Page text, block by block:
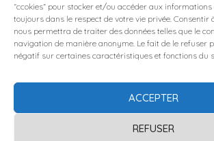
“ccokies” pour stocker et/ou accéder aux
toujours dans le respect de votre vie privée. Consentir
nous permettra de traiter des données telles que le
navigation de manière anonyme. Le fait de le refuser
négatif sur certaines caractéristiques et fonctions du
ACCEPTER
REFUSER
Épineuse
Bourgeon
Volubile
Ondulé
Blum Sonore